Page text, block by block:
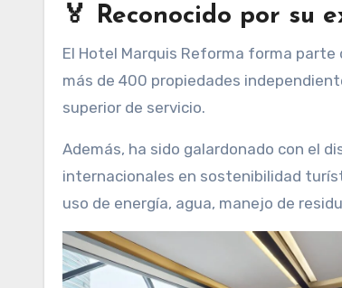
🏅 Reconocido por su
El Hotel Marquis Reforma forma parte
más de 400 propiedades
superior de servicio.
Además, ha sido galardonado con el
internacionales en sostenibilidad
uso de energía, agua, manejo de